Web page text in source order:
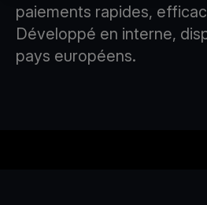
paiements rapides,
Développé en interne,
pays européens.